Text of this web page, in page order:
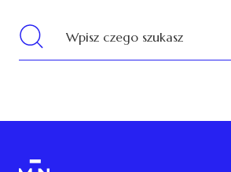
Wpisz czego szukasz